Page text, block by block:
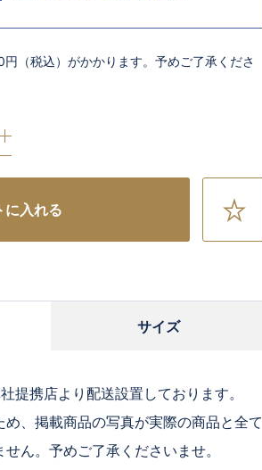
（税込）がかかります。予めご了承くださ
に入れる
お
サイズ
提携店より配送設置しております。
、掲載商品の写真が実際の商品と全て
ん。予めご了承くださいませ。